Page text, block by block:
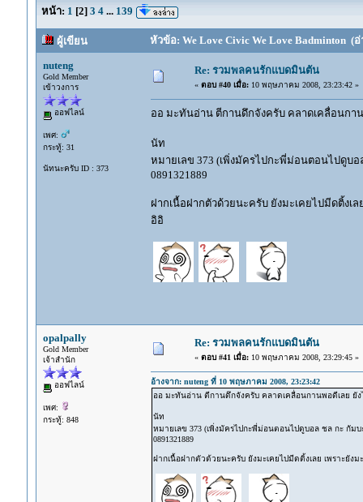
หน้า: 1 [2] 3 4 ... 139
ผู้เขียน หัวข้อ: We Love Civic We Love Badminton (อ่
nuteng
Gold Member
เข้าวงการ
ออฟไลน์
เพศ:
กระทู้: 31
นัทนะครับ ID : 373
Re: รวมพลคนรักแบดมินตัน
« ตอบ #40 เมื่อ:10 พฤษภาคม 2008, 23:23:42 »
ออ มะทันอ่าน ตีกานดึกจังครับ คลาดเคลื่อนกา
นัท
หมายเลข 373 (เพิ่งมัครไปกะพี่ม่อนตอนไปดูบ
0891321889
ฝากเนื้อฝากตัวด้วยนะครับ ยังมะเคยไปมีดติ้งเ
อิอิ
opalpally
Gold Member
เจ้าสำนัก
ออฟไลน์
เพศ:
กระทู้: 848
Re: รวมพลคนรักแบดมินตัน
« ตอบ #41 เมื่อ:10 พฤษภาคม 2008, 23:29:45 »
อ้างจาก: nuteng ที่ 10 พฤษภาคม 2008, 23:23:42
ออ มะทันอ่าน ตีกานดึกจังครับ คลาดเคลื่อนกานพอดีเลย ยั
นัท
หมายเลข 373 (เพิ่งมัครไปกะพี่ม่อนตอนไปดูบอล ชล กะ กัม
0891321889
ฝากเนื้อฝากตัวด้วยนะครับ ยังมะเคยไปมีดติ้งเลย เพราะยัง